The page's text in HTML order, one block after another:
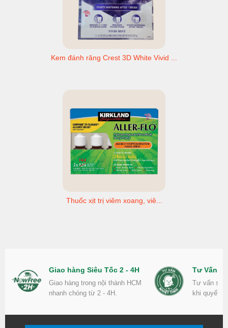
Kem đánh răng Crest 3D White Vivid ...
Thuốc xịt trị viêm xoang, viê...
Giao hàng Siêu Tốc 2 - 4H
Giao hàng trong nội thành HCM
nhanh chóng từ 2 - 4H.
Tư Vấn
Tư vấn
khi quyết